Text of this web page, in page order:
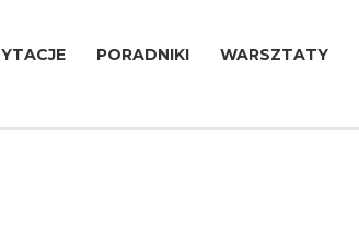
PORADNIKI WARSZTATY